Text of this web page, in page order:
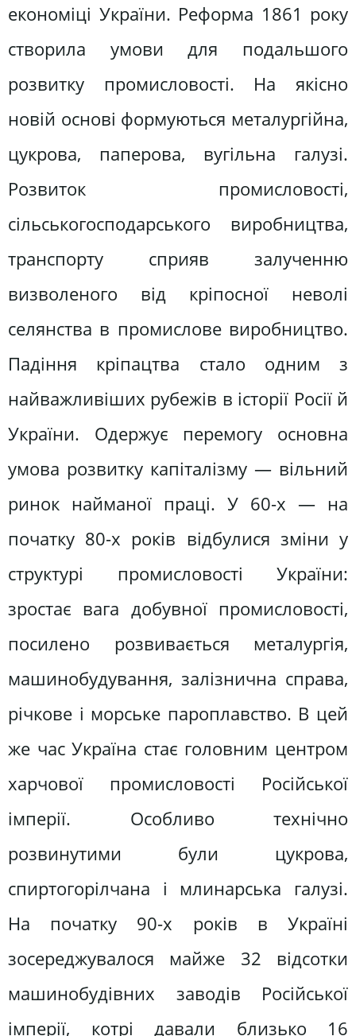
економіці України. Реформа 1861 року
створила умови для подальшого
розвитку промисловості. На якісно
новій основі формуються металургійна,
цукрова, паперова, вугільна галузі.
Розвиток промисловості,
сільськогосподарського виробництва,
транспорту сприяв залученню
визволеного від кріпосної неволі
селянства в промислове виробництво.
Падіння кріпацтва стало одним з
найважливіших рубежів в історії Росії й
України. Одержує перемогу основна
умова розвитку капіталізму — вільний
ринок найманої праці. У 60-х — на
початку 80-х років відбулися зміни у
структурі промисловості України:
зростає вага добувної промисловості,
посилено розвивається металургія,
машинобудування, залізнична справа,
річкове і морське пароплавство. В цей
же час Україна стає головним центром
харчової промисловості Російської
імперії. Особливо технічно
розвинутими були цукрова,
спиртогорілчана і млинарська галузі.
На початку 90-х років в Україні
зосереджувалося майже 32 відсотки
машинобудівних заводів Російської
імперії, котрі давали близько 16